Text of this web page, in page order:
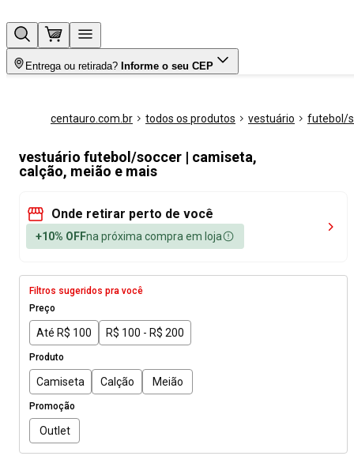
Entrega ou retirada? Informe o seu CEP
centauro.com.br todos os produtos vestuário futebol/
vestuário futebol/soccer | camiseta,
calção, meião e mais
Onde retirar perto de você
+10% OFFna próxima compra em loja
Filtros sugeridos pra você
Preço
Até R$ 100 R$ 100 - R$ 200
Produto
Camiseta Calção Meião
Promoção
Outlet